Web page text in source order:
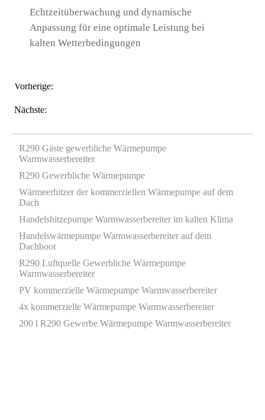
Echtzeitüberwachung und dynamische
Anpassung für eine optimale Leistung bei
kalten Wetterbedingungen
Vorherige:
Nächste:
R290 Gäste gewerbliche Wärmepumpe
Warmwasserbereiter
R290 Gewerbliche Wärmepumpe
Wärmeerhitzer der kommerziellen Wärmepumpe auf dem
Dach
Handelshitzepumpe Warmwasserbereiter im kalten Klima
Handelswärmepumpe Warmwasserbereiter auf dem
Dachboot
R290 Luftquelle Gewerbliche Wärmepumpe
Warmwasserbereiter
PV kommerzielle Wärmepumpe Warmwasserbereiter
4x kommerzielle Wärmepumpe Warmwasserbereiter
200 l R290 Gewerbe Wärmepumpe Warmwasserbereiter